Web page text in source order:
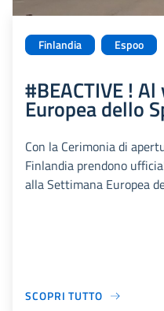
Finlandia Espoo
#BEACTIVE !
Europea dello
Con la Cerimonia di
Finlandia prendono
alla Settimana Europea
SCOPRI TUTTO